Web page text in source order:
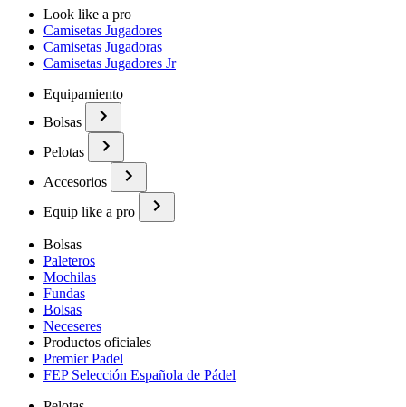
Look like a pro
Camisetas Jugadores
Camisetas Jugadoras
Camisetas Jugadores Jr
Equipamiento
Bolsas
Pelotas
Accesorios
Equip like a pro
Bolsas
Paleteros
Mochilas
Fundas
Bolsas
Neceseres
Productos oficiales
Premier Padel
FEP Selección Española de Pádel